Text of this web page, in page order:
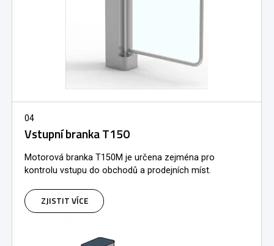
04
Vstupní branka T150
Motorová branka T150M je určena zejména pro
kontrolu vstupu do obchodů a prodejních míst.
ZJISTIT VÍCE